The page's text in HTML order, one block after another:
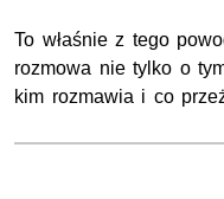
To właśnie z tego
rozmowa nie tylko o
kim rozmawia i co